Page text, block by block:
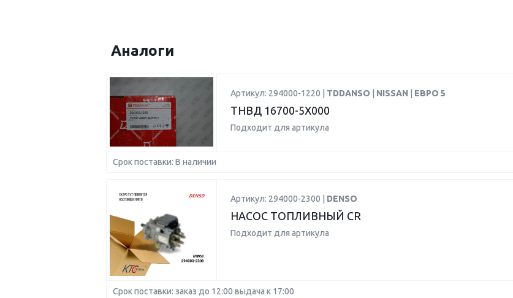
Аналоги
Артикул: 294000-1220 | TDDANSO NISSAN ЕВРО 5
ТНВД 16700-5X000
Подходит для артикула
Срок поставки: В наличии
Артикул: 294000-2300 | DENSO
НАСОС ТОПЛИВНЫЙ CR
Подходит для артикула
Срок поставки: заказ до 12:00 выдача к 17:00